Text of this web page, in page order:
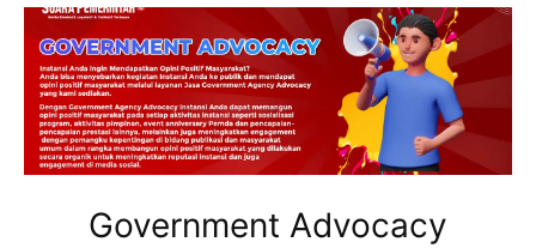
Government Advocacy